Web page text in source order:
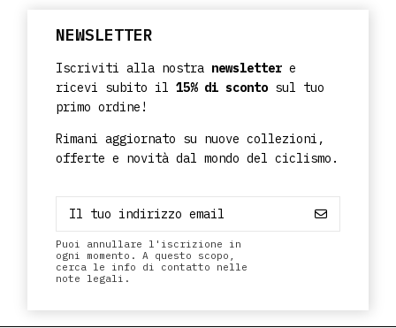
NEWSLETTER
Iscriviti alla nostra newslettere
ricevi subito il 15% di scontosul tuo
primo ordine!
Rimani aggiornato su nuove collezioni,
offerte e novità dal mondo del ciclismo.
Puoi annullare l'iscrizione in
ogni momento. A questo scopo,
cerca le info di contatto nelle
note legali.